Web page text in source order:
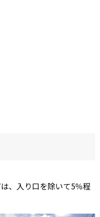
、入り口を除いて5％程